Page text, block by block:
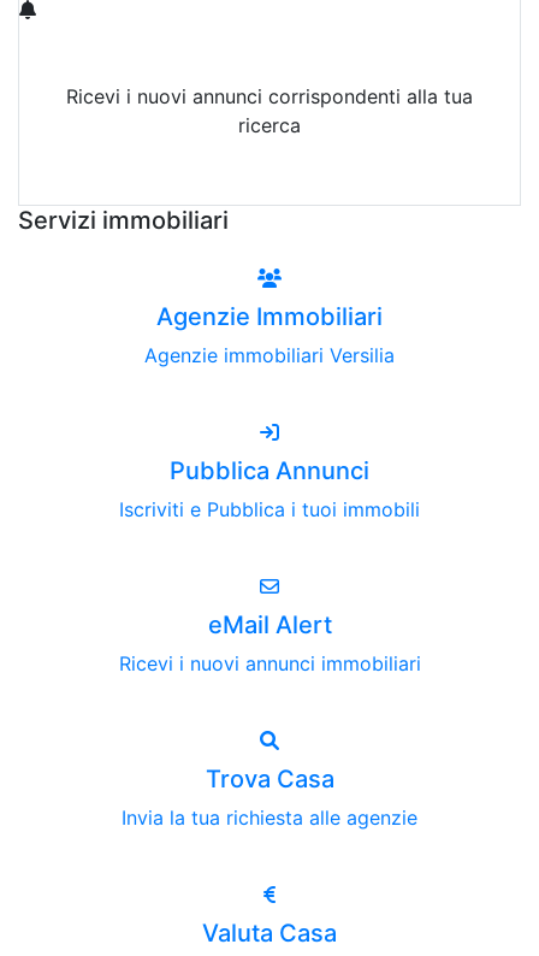
Ricevi i nuovi annunci corrispondenti alla tua
ricerca
Servizi immobiliari
Agenzie Immobiliari
Agenzie immobiliari Versilia
Pubblica Annunci
Iscriviti e Pubblica i tuoi immobili
eMail Alert
Ricevi i nuovi annunci immobiliari
Trova Casa
Invia la tua richiesta alle agenzie
Valuta Casa